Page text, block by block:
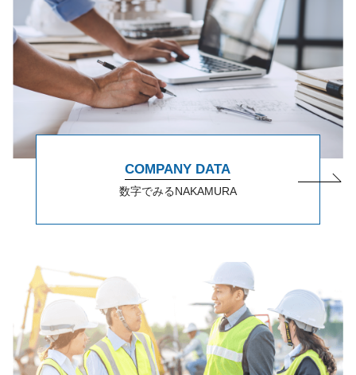
COMPANY DATA
数字でみるNAKAMURA